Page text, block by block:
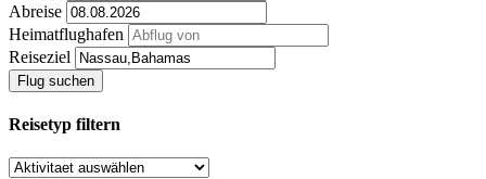
Abreise
Heimatflughafen
Reiseziel
Flug suchen
Reisetyp filtern